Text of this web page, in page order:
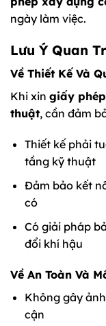
ngày làm việc.
Lưu Ý Quan
Về Thiết Kế Và
Khi xin giấy
thuật, cần đảm
Thiết kế phải
tầng kỹ thuật
Đảm bảo kết
có
Có giải pháp
đổi khí hậu
Về An Toàn Và
Không gây
cận